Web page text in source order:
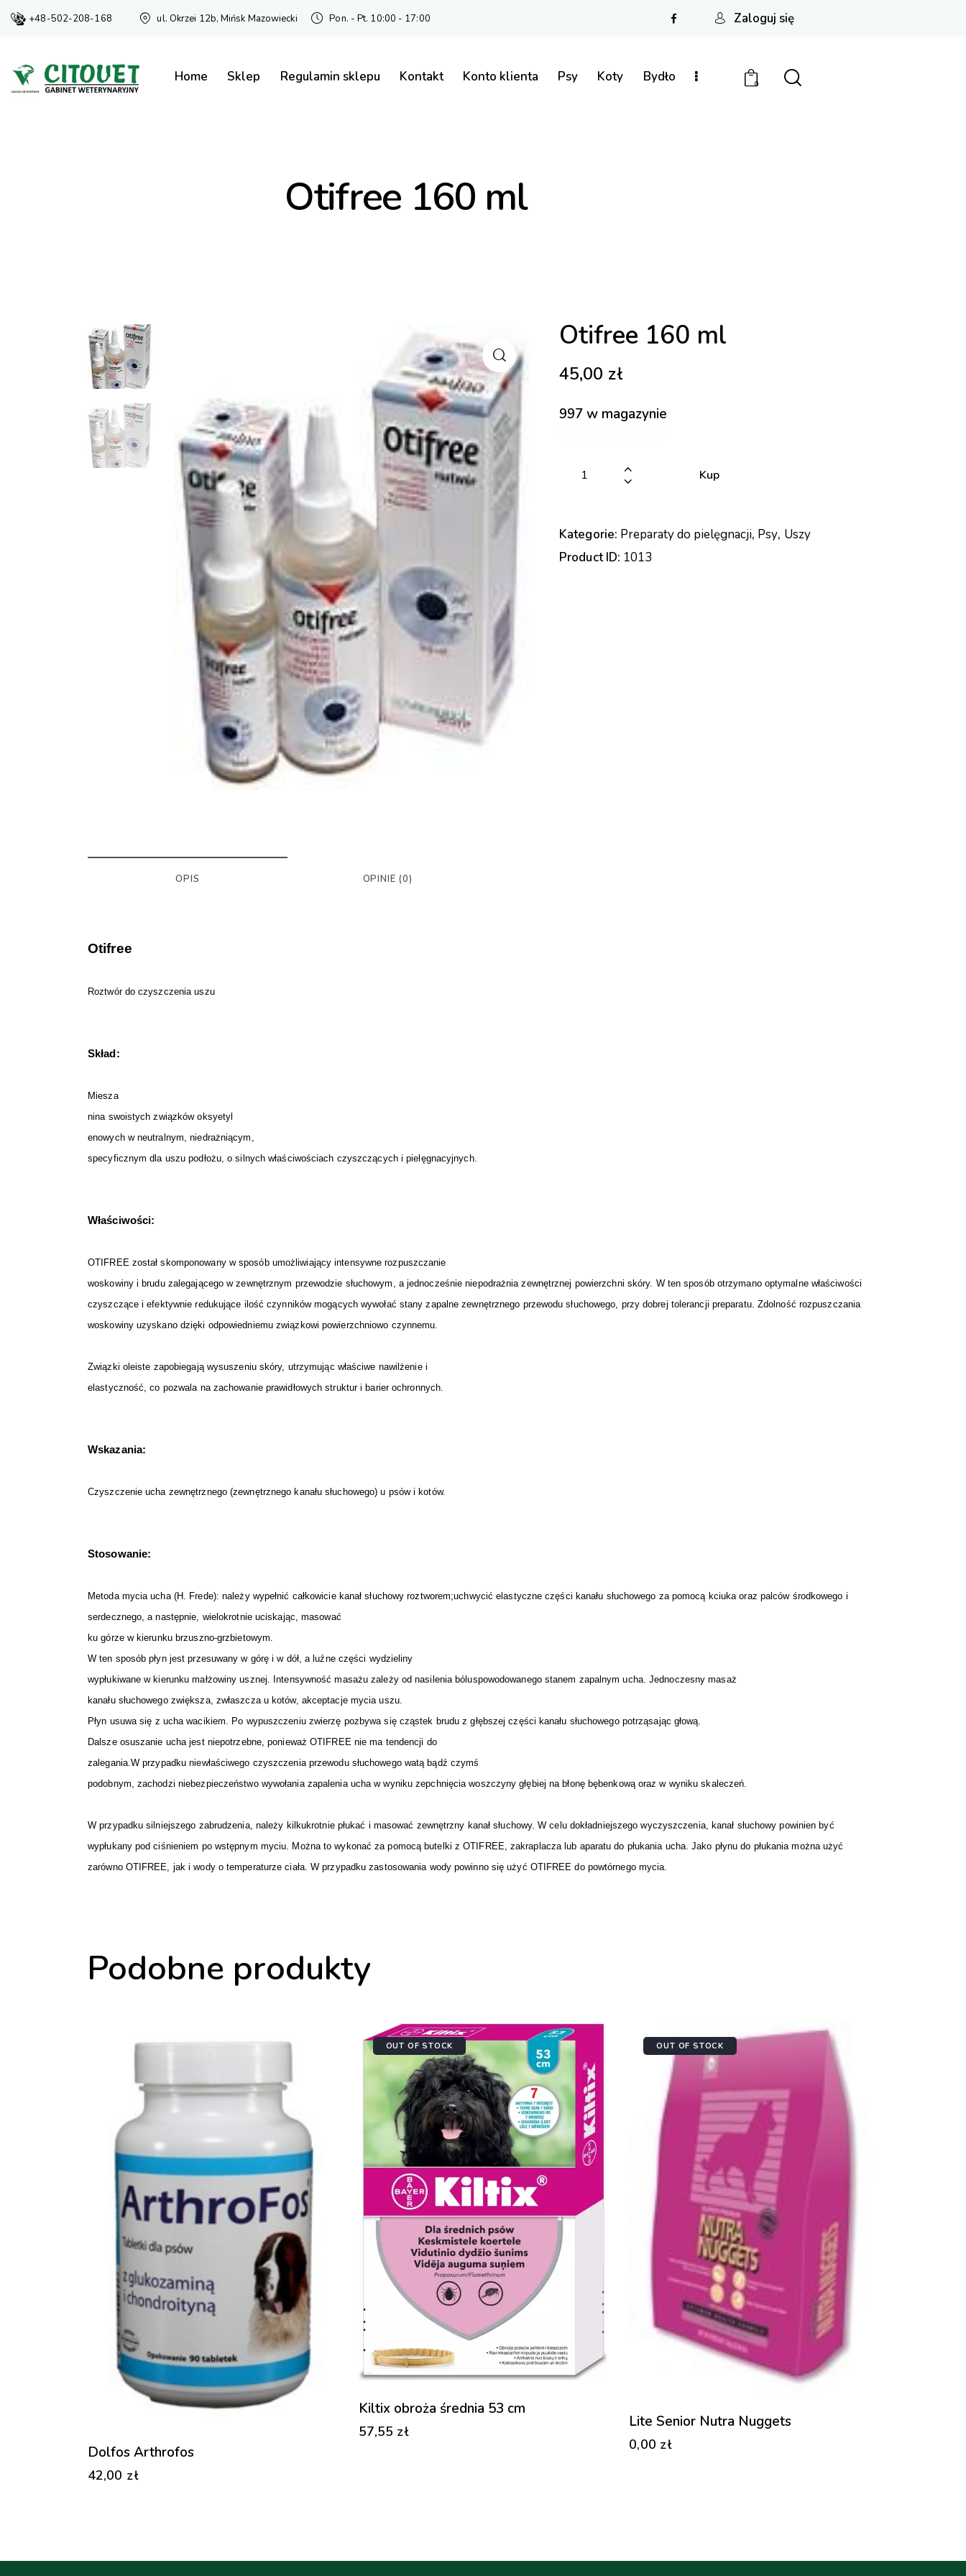
+48-502-208-168 ul. Okrzei 12b, Mińsk Mazowiecki Pon. - Pt. 10:00 - 17:00 Zaloguj się
Home Sklep Regulamin sklepu Kontakt Konto klienta Psy Koty Bydło 0
Otifree 160 ml
Otifree 160 ml
45,00 zł
997 w magazynie
Kup
Kategorie: Preparaty do pielęgnacji, Psy, Uszy
Product ID: 1013
OPIS OPINIE (0)
Otifree
Roztwór do czyszczenia uszu
Skład:
Miesza
nina swoistych związków oksyetyl
enowych w neutralnym, niedrażniącym,
specyficznym dla uszu podłożu, o silnych właściwościach czyszczących i pielęgnacyjnych.
Właściwości:
OTIFREE został skomponowany w sposób umożliwiający intensywne rozpuszczanie
woskowiny i brudu zalegającego w zewnętrznym przewodzie słuchowym, a jednocześnie niepodrażnia zewnętrznej powierzchni skóry. W ten sposób otrzymano optymalne właściwości
czyszczące i efektywnie redukujące ilość czynników mogących wywołać stany zapalne zewnętrznego przewodu słuchowego, przy dobrej tolerancji preparatu. Zdolność rozpuszczania
woskowiny uzyskano dzięki odpowiedniemu związkowi powierzchniowo czynnemu.
Związki oleiste zapobiegają wysuszeniu skóry, utrzymując właściwe nawilżenie i
elastyczność, co pozwala na zachowanie prawidłowych struktur i barier ochronnych.
Wskazania:
Czyszczenie ucha zewnętrznego (zewnętrznego kanału słuchowego) u psów i kotów.
Stosowanie:
Metoda mycia ucha (H. Frede): należy wypełnić całkowicie kanał słuchowy roztworem;uchwycić elastyczne części kanału słuchowego za pomocą kciuka oraz palców środkowego i
serdecznego, a następnie, wielokrotnie uciskając, masować
ku górze w kierunku brzuszno-grzbietowym.
W ten sposób płyn jest przesuwany w górę i w dół, a luźne części wydzieliny
wypłukiwane w kierunku małżowiny usznej. Intensywność masażu zależy od nasilenia bóluspowodowanego stanem zapalnym ucha. Jednoczesny masaż
kanału słuchowego zwiększa, zwłaszcza u kotów, akceptacje mycia uszu.
Płyn usuwa się z ucha wacikiem. Po wypuszczeniu zwierzę pozbywa się cząstek brudu z głębszej części kanału słuchowego potrząsając głową.
Dalsze osuszanie ucha jest niepotrzebne, ponieważ OTIFREE nie ma tendencji do
zalegania.W przypadku niewłaściwego czyszczenia przewodu słuchowego watą bądź czymś
podobnym, zachodzi niebezpieczeństwo wywołania zapalenia ucha w wyniku zepchnięcia woszczyny głębiej na błonę bębenkową oraz w wyniku skaleczeń.
W przypadku silniejszego zabrudzenia, należy kilkukrotnie płukać i masować zewnętrzny kanał słuchowy. W celu dokładniejszego wyczyszczenia, kanał słuchowy powinien być
wypłukany pod ciśnieniem po wstępnym myciu. Można to wykonać za pomocą butelki z OTIFREE, zakraplacza lub aparatu do płukania ucha. Jako płynu do płukania można użyć
zarówno OTIFREE, jak i wody o temperaturze ciała. W przypadku zastosowania wody powinno się użyć OTIFREE do powtórnego mycia.
Podobne produkty
Dolfos Arthrofos
42,00 zł
OUT OF STOCK
Kiltix obroża średnia 53 cm
57,55 zł
OUT OF STOCK
Lite Senior Nutra Nuggets
0,00 zł